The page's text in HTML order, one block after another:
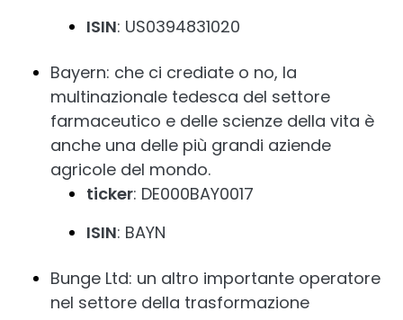
ISIN: US0394831020
Bayern: che ci crediate o no, la
multinazionale tedesca del settore
farmaceutico e delle scienze della vita è
anche una delle più grandi aziende
agricole del mondo.
ticker: DE000BAY0017
ISIN: BAYN
Bunge Ltd: un altro importante operatore
nel settore della trasformazione